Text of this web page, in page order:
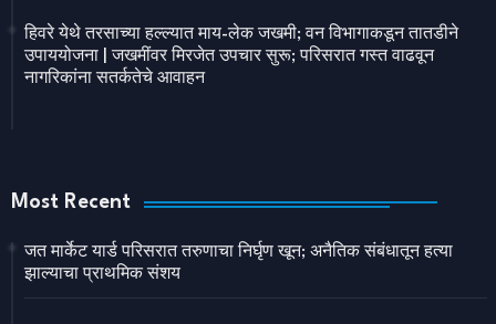
हिवरे येथे तरसाच्या हल्ल्यात माय-लेक जखमी; वन विभागाकडून तातडीने
उपाययोजना | जखमींवर मिरजेत उपचार सुरू; परिसरात गस्त वाढवून
नागरिकांना सतर्कतेचे आवाहन
Most Recent
जत मार्केट यार्ड परिसरात तरुणाचा निर्घृण खून; अनैतिक संबंधातून हत्या
झाल्याचा प्राथमिक संशय